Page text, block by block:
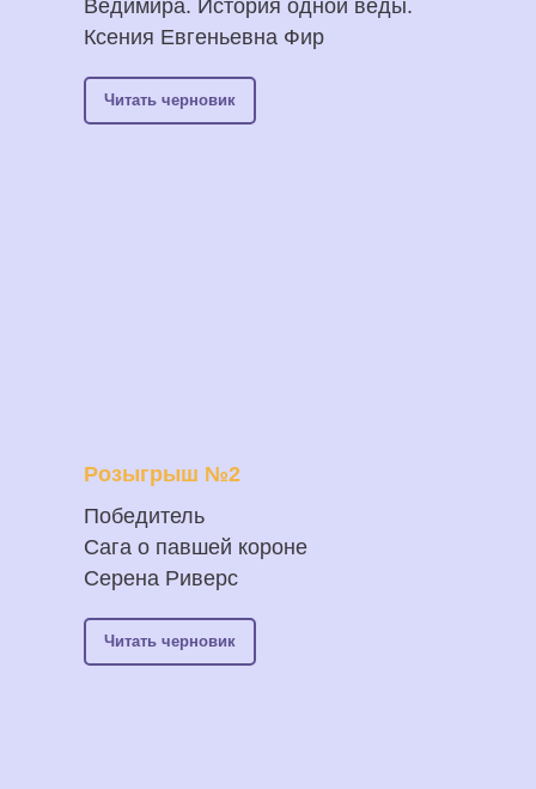
Ведимира. История одной веды.
Ксения Евгеньевна Фир
Читать черновик
Розыгрыш №2
Победитель
Сага о павшей короне
Серена Риверс
Читать черновик